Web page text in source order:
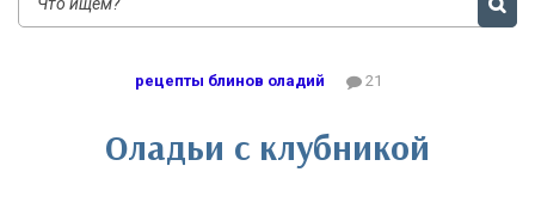
рецепты блинов оладий 21
Оладьи с клубникой